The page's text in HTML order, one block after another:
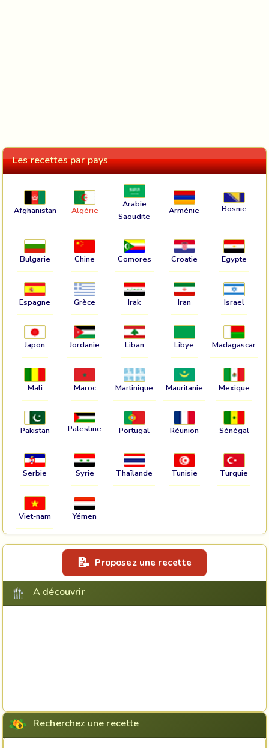
Les recettes par pays
Afghanistan Algérie
Arabie
Saoudite
Arménie Bosnie
Bulgarie Chine Comores Croatie Egypte
Espagne Grèce Irak Iran Israel
Japon Jordanie Liban Libye Madagascar
Mali Maroc Martinique Mauritanie Mexique
Pakistan Palestine Portugal Réunion Sénégal
Serbie Syrie Thaïlande Tunisie Turquie
Viet-nam Yémen
Proposez une recette
A découvrir
Recherchez une recette